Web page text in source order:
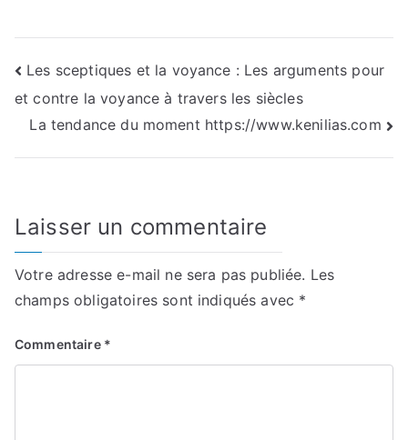
Navigation
de
l’article
Les sceptiques et la voyance : Les arguments pour
et contre la voyance à travers les siècles
La tendance du moment https://www.kenilias.com
Laisser un commentaire
Votre adresse e-mail ne sera pas publiée. Les
champs obligatoires sont indiqués avec *
Commentaire *